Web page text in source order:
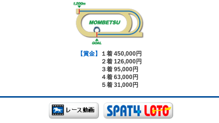
【賞金】
１着 450,000円
２着 126,000円
３着 95,000円
４着 63,000円
５着 31,000円